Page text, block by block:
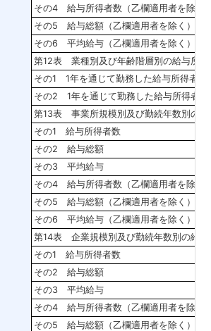
その4 給与所得者数（乙欄適用者を除く
その5 給与総額（乙欄適用者を除く）
その6 平均給与（乙欄適用者を除く）
第12表 業種別及び年齢階層別の給与所得
その1 1年を通じて勤務した給与所得者
その2 1年を通じて勤務した給与所得者（
第13表 事業所規模別及び勤続年数別の給
その1 給与所得者数
その2 給与総額
その3 平均給与
その4 給与所得者数（乙欄適用者を除く
その5 給与総額（乙欄適用者を除く）
その6 平均給与（乙欄適用者を除く）
第14表 企業規模別及び勤続年数別の給与
その1 給与所得者数
その2 給与総額
その3 平均給与
その4 給与所得者数（乙欄適用者を除く
その5 給与総額（乙欄適用者を除く）